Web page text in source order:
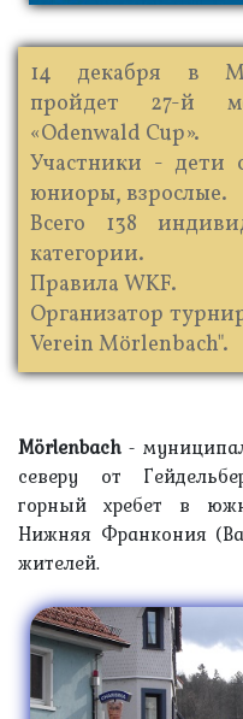
14 декабря в
пройдет 27-й
«Odenwald Cup».
Участники - дети
юниоры, взрослые.
Всего 138
категории.
Правила WKF.
Организатор
Verein Mörlenbach".
Mörlenbach -
северу от
горный хребет в
Нижняя Франкония
жителей.